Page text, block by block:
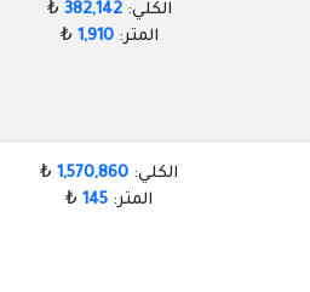
الكلي:382,142
₺
المتر:1,910
₺
الكلي: 1,570,860
₺
المتر: 145
₺